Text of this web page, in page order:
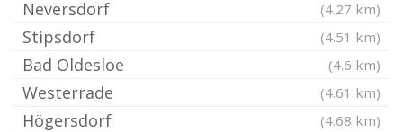
Neversdorf (4.27 km)
Stipsdorf (4.51 km)
Bad Oldesloe (4.6 km)
Westerrade (4.61 km)
Högersdorf (4.68 km)